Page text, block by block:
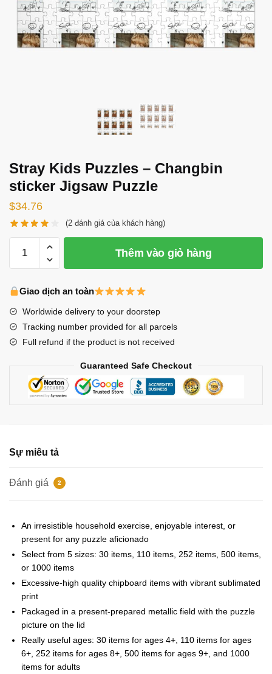
Stray Kids Puzzles – Changbin
sticker Jigsaw Puzzle
$34.76
(2 đánh giá của khách hàng)
Kids
sticker
Jigsaw
Puzzle
Thêm vào giỏ hàng
Giao dịch an toàn
Worldwide delivery to your doorstep
Tracking number provided for all parcels
Full refund if the product is not received
Guaranteed Safe Checkout
Sự miêu tả
Đánh giá 2
An irresistible household exercise, enjoyable interest, or
present for any puzzle aficionado
Select from 5 sizes: 30 items, 110 items, 252 items, 500 items,
or 1000 items
Excessive-high quality chipboard items with vibrant sublimated
print
Packaged in a present-prepared metallic field with the puzzle
picture on the lid
Really useful ages: 30 items for ages 4+, 110 items for ages
6+, 252 items for ages 8+, 500 items for ages 9+, and 1000
items for adults